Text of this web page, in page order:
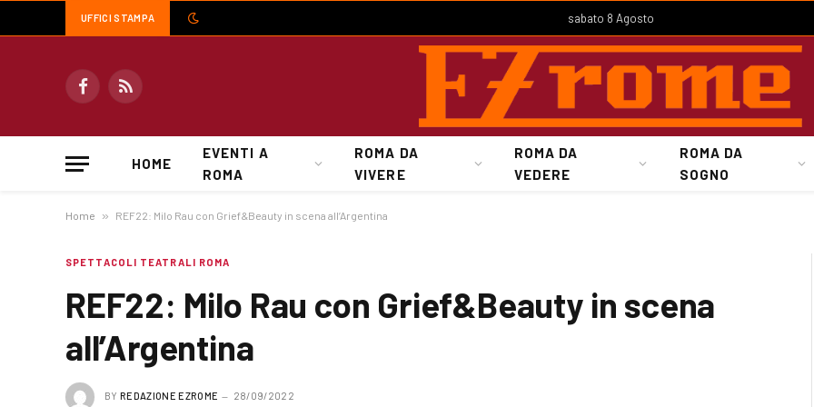
UFFICI STAMPA sabato 8 Agosto
FacebookRSS
HOME
EVENTI A
ROMA
ROMA DA
VIVERE
ROMA DA
VEDERE
ROMA DA
SOGNO
Home » REF22: Milo Rau con Grief&Beauty in scena all’Argentina
SPETTACOLI TEATRALI ROMA
REF22: Milo Rau con Grief&Beauty in scena
all’Argentina
BY REDAZIONE EZROME 28/09/2022